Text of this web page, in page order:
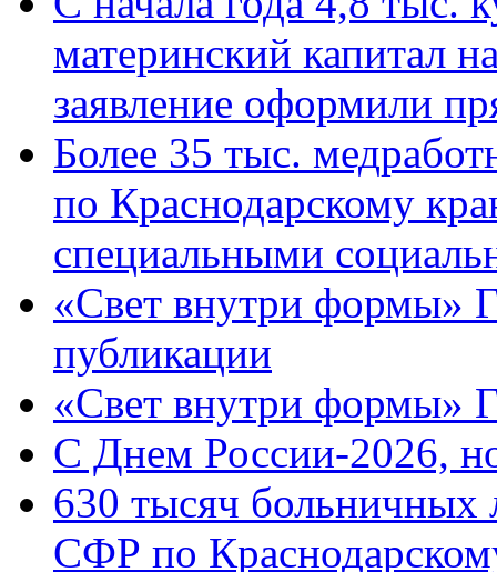
материнский капитал
заявление оформили
Более 35 тыс.
по Краснодарскому
специальными
«Свет внутри формы»
публикации
«Свет внутри формы»
C Днем России-2026,
630 тысяч больничных
СФР по